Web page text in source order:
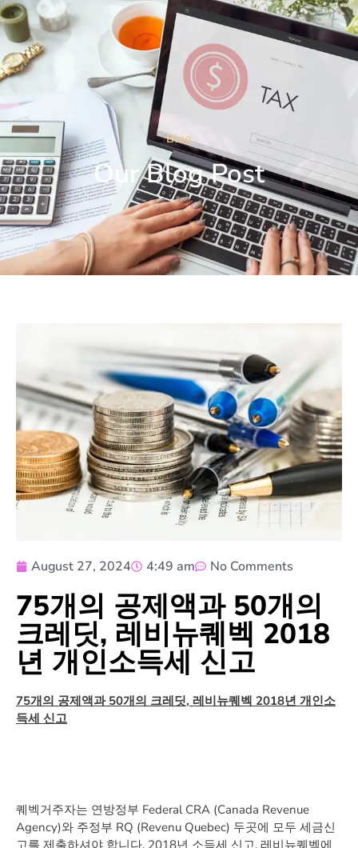
Blog
Our Blog Post
August 27, 2024 4:49 am No Comments
75개의 공제액과 50개의
크레딧, 레비뉴퀘벡 2018
년 개인소득세 신고
75개의 공제액과50개의 크레딧, 레비뉴퀘벡 2018년 개인소
득세 신고
퀘벡거주자는 연방정부 Federal CRA (Canada Revenue
Agency)와 주정부 RQ (Revenu Quebec) 두곳에 모두 세금신
고를 제출하셔야 합니다. 2018년 소득세 신고, 레비뉴퀘벡에